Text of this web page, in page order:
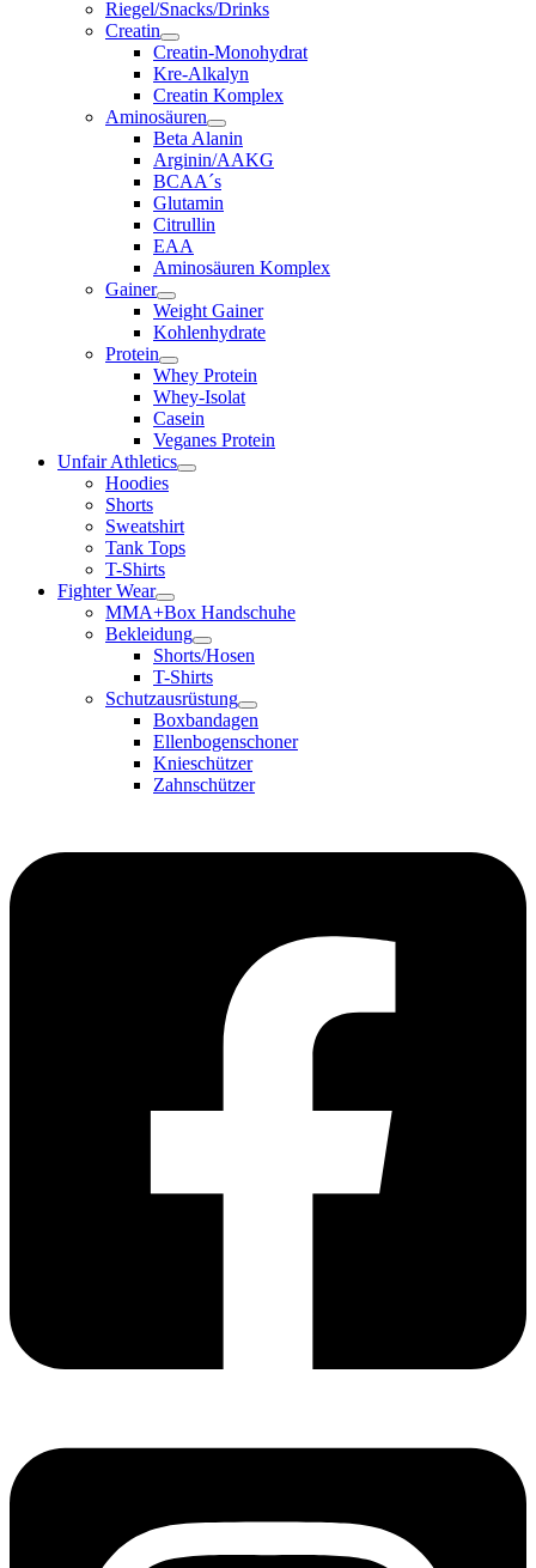
Riegel/Snacks/Drinks
Creatin
Creatin-Monohydrat
Kre-Alkalyn
Creatin Komplex
Aminosäuren
Beta Alanin
Arginin/AAKG
BCAA´s
Glutamin
Citrullin
EAA
Aminosäuren Komplex
Gainer
Weight Gainer
Kohlenhydrate
Protein
Whey Protein
Whey-Isolat
Casein
Veganes Protein
Unfair Athletics
Hoodies
Shorts
Sweatshirt
Tank Tops
T-Shirts
Fighter Wear
MMA+Box Handschuhe
Bekleidung
Shorts/Hosen
T-Shirts
Schutzausrüstung
Boxbandagen
Ellenbogenschoner
Knieschützer
Zahnschützer